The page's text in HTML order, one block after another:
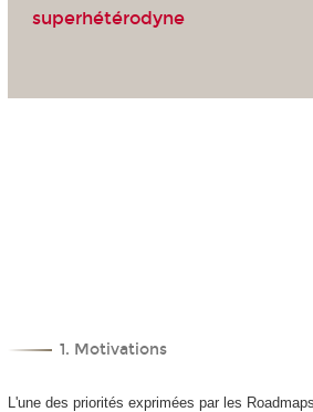
superhétérodyne
1. Motivations
L'une des priorités exprimées par les